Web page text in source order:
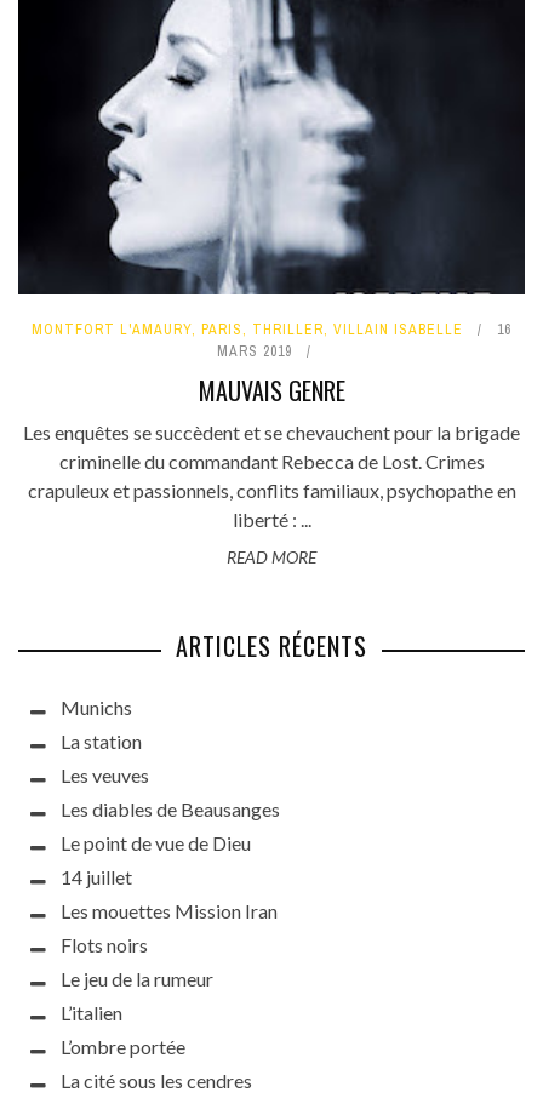
MONTFORT L'AMAURY, PARIS, THRILLER, VILLAIN ISABELLE
16
MARS 2019
MAUVAIS GENRE
Les enquêtes se succèdent et se chevauchent pour la brigade
criminelle du commandant Rebecca de Lost. Crimes
crapuleux et passionnels, conflits familiaux, psychopathe en
liberté : ...
READ MORE
ARTICLES RÉCENTS
Munichs
La station
Les veuves
Les diables de Beausanges
Le point de vue de Dieu
14 juillet
Les mouettes Mission Iran
Flots noirs
Le jeu de la rumeur
L’italien
L’ombre portée
La cité sous les cendres